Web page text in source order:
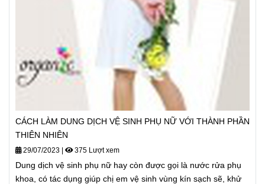
CÁCH LÀM DUNG DỊCH VỆ SINH PHỤ NỮ VỚI THÀNH PHẦN
THIÊN NHIÊN
29/07/2023 375 Lượt xem
Dung dịch vệ sinh phụ nữ hay còn được gọi là nước rửa phụ
khoa, có tác dụng giúp chị em vệ sinh vùng kín sạch sẽ, khử